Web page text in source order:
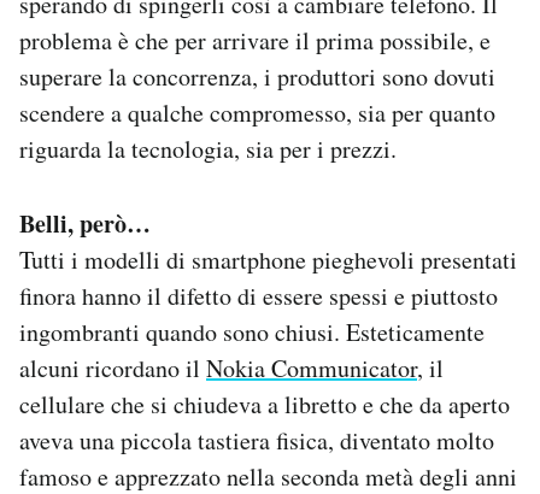
problema è che per arrivare il prima possibile, e
superare la concorrenza, i produttori sono dovuti
scendere a qualche compromesso, sia per quanto
riguarda la tecnologia, sia per i prezzi.
Belli, però…
Tutti i modelli di smartphone pieghevoli presentati
finora hanno il difetto di essere spessi e piuttosto
ingombranti quando sono chiusi. Esteticamente
alcuni ricordano il Nokia Communicator, il
cellulare che si chiudeva a libretto e che da aperto
aveva una piccola tastiera fisica, diventato molto
famoso e apprezzato nella seconda metà degli anni